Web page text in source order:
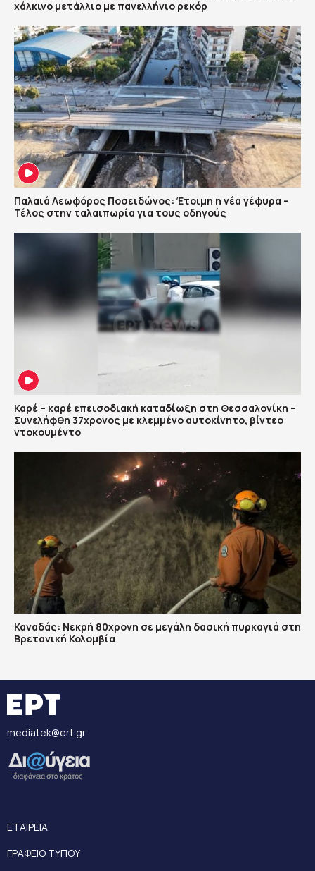
χάλκινο μετάλλιο με πανελλήνιο ρεκόρ
Παλαιά Λεωφόρος Ποσειδώνος: Έτοιμη η νέα γέφυρα –
Τέλος στην ταλαιπωρία για τους οδηγούς
Καρέ – καρέ επεισοδιακή καταδίωξη στη Θεσσαλονίκη –
Συνελήφθη 37χρονος με κλεμμένο αυτοκίνητο, βίντεο
ντοκουμέντο
Καναδάς: Nεκρή 80χρονη σε μεγάλη δασική πυρκαγιά στη
Βρετανική Κολομβία
mediatek@ert.gr
ΕΤΑΙΡΕΙΑ
ΓΡΑΦΕΙΟ ΤΥΠΟΥ